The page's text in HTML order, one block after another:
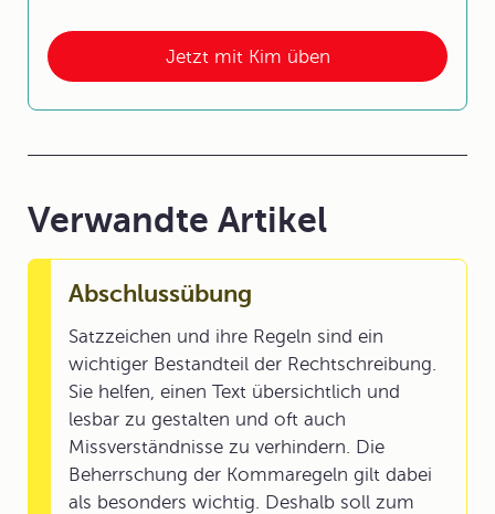
Jetzt mit Kim üben
Verwandte Artikel
Abschlussübung
Satzzeichen und ihre Regeln sind ein
wichtiger Bestandteil der Rechtschreibung.
Sie helfen, einen Text übersichtlich und
lesbar zu gestalten und oft auch
Missverständnisse zu verhindern. Die
Beherrschung der Kommaregeln gilt dabei
als besonders wichtig. Deshalb soll zum